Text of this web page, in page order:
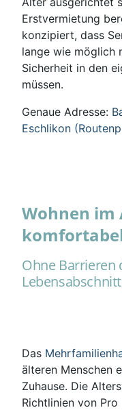
Erstvermietung
konzipiert, dass
lange wie möglich
Sicherheit in den
müssen.
Genaue Adresse:
Eschlikon
Wohnen im
Ohne Barrieren
Das
älteren Menschen
Zuhause. Die
Richtlinien von Pro